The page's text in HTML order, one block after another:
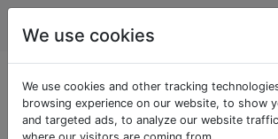
Apple
Come
We use cookies
We use cookies and other tracking
browsing experience on our website, to show
and targeted ads, to analyze our website